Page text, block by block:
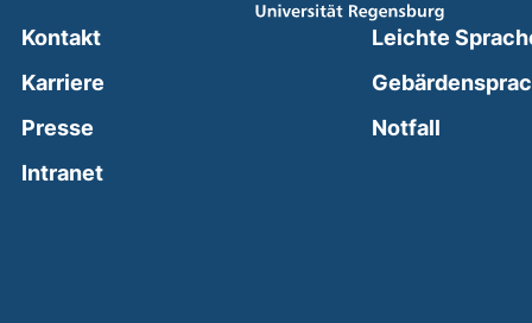
Kontakt
Karriere
Presse
Intranet(external link, opens in a new window)
Leichte
Notfall